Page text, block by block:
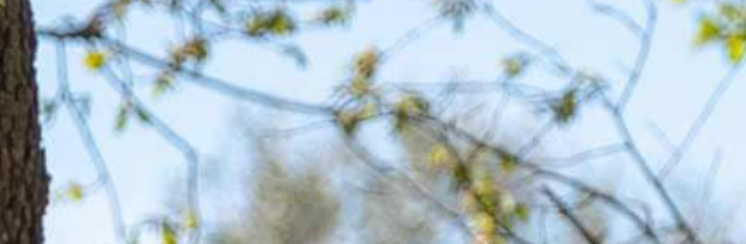
maisons de village
appartements
terrains
immobilier professionnel